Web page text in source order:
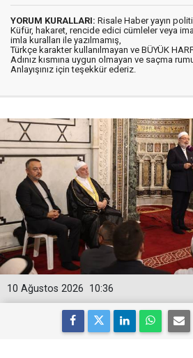
YORUM KURALLARI: Risale Haber yayın
Küfür, hakaret, rencide edici cümleler veya
imla kuralları ile yazılmamış,
Türkçe karakter kullanılmayan ve BÜYÜK
Adınız kısmına uygun olmayan ve saçma
Anlayışınız için teşekkür ederiz.
10:36
10 Ağustos 2026